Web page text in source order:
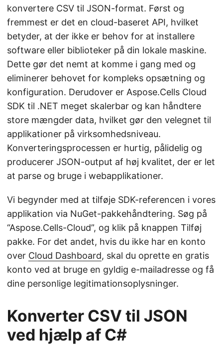
konvertere CSV til JSON-format. Først og
fremmest er det en cloud-baseret API, hvilket
betyder, at der ikke er behov for at installere
software eller biblioteker på din lokale maskine.
Dette gør det nemt at komme i gang med og
eliminerer behovet for kompleks opsætning og
konfiguration. Derudover er Aspose.Cells Cloud
SDK til .NET meget skalerbar og kan håndtere
store mængder data, hvilket gør den velegnet til
applikationer på virksomhedsniveau.
Konverteringsprocessen er hurtig, pålidelig og
producerer JSON-output af høj kvalitet, der er let
at parse og bruge i webapplikationer.
Vi begynder med at tilføje SDK-referencen i vores
applikation via NuGet-pakkehåndtering. Søg på
“Aspose.Cells-Cloud”, og klik på knappen Tilføj
pakke. For det andet, hvis du ikke har en konto
over Cloud Dashboard, skal du oprette en gratis
konto ved at bruge en gyldig e-mailadresse og få
dine personlige legitimationsoplysninger.
Konverter CSV til JSON
ved hjælp af C#